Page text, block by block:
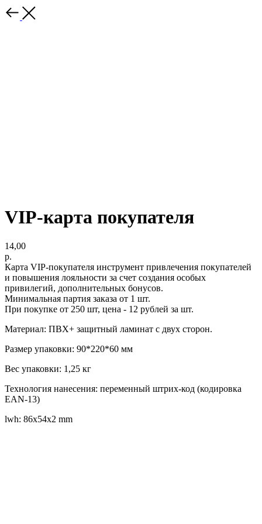
VIP-карта покупателя
14,00
р.
Карта VIP-покупателя инструмент привлечения покупателей
и повышения лояльности за счет создания особых
привилегий, дополнительных бонусов.
Минимальная партия заказа от 1 шт.
При покупке от 250 шт, цена - 12 рублей за шт.
Материал: ПВХ+ защитный ламинат с двух сторон.
Размер упаковки: 90*220*60 мм
Вес упаковки: 1,25 кг
Технология нанесения: переменный штрих-код (кодировка
EAN-13)
lwh: 86x54x2 mm